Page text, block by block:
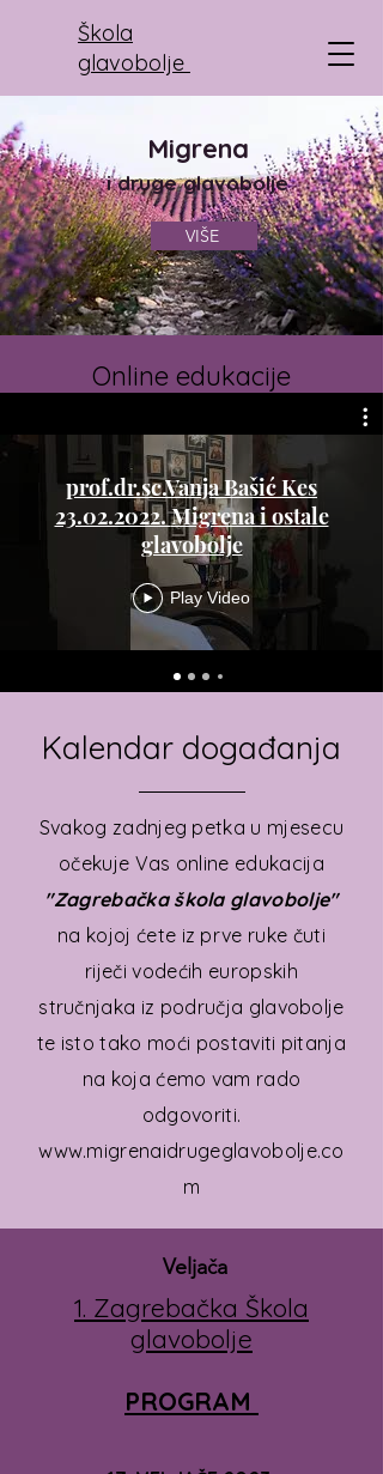
Škola
glavobolje
Migrena
idruge glavobolje
VIŠE
Online edukacije
prof.dr.sc.Vanja Bašić Kes
23.02.2022. Migrena i ostale
glavobolje
Play Video
Kalendar događanja
Svakog zadnjeg petka u mjesecu
očekuje Vas online edukacija
"Zagrebačka škola glavobolje"
na kojoj ćete iz prve ruke čuti
riječi vodećih europskih
stručnjaka iz područja glavobolje
te isto tako moći postaviti pitanja
na koja ćemo vam rado
odgovoriti.
www.migrenaidrugeglavobolje.co
m
Veljača
1. Zagrebačka Škola
glavobolje
PROGRAM